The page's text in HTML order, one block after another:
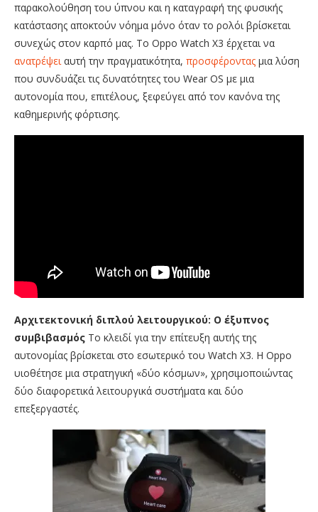
παρακολούθηση του ύπνου και η καταγραφή της φυσικής
κατάστασης αποκτούν νόημα μόνο όταν το ρολόι βρίσκεται
συνεχώς στον καρπό μας. Το Oppo Watch X3 έρχεται να
ανατρέψειαυτή την πραγματικότητα, προσφέροντας μια λύση
που συνδυάζει τις δυνατότητες του Wear OS με μια
αυτονομία που, επιτέλους, ξεφεύγει από τον κανόνα της
καθημερινής φόρτισης.
Αρχιτεκτονική διπλού λειτουργικού: Ο έξυπνος
συμβιβασμός Το κλειδί για την επίτευξη αυτής της
αυτονομίας βρίσκεται στο εσωτερικό του Watch X3. Η Oppo
υιοθέτησε μια στρατηγική «δύο κόσμων», χρησιμοποιώντας
δύο διαφορετικά λειτουργικά συστήματα και δύο
επεξεργαστές.